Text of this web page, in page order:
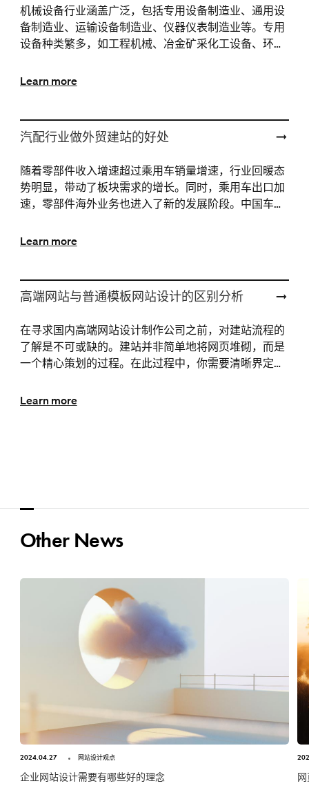
机械设备行业涵盖广泛，包括专用设备制造业、通用设
备制造业、运输设备制造业、仪器仪表制造业等。专用
设备种类繁多，如工程机械、冶金矿采化工设备、环保
刷包装···
Learn more
汽配行业做外贸建站的好处
随着零部件收入增速超过乘用车销量增速，行业回暖态
势明显，带动了板块需求的增长。同时，乘用车出口加
速，零部件海外业务也进入了新的发展阶段。中国车企
并提升···
Learn more
高端网站与普通模板网站设计的区别分析
在寻求国内高端网站设计制作公司之前，对建站流程的
了解是不可或缺的。建站并非简单地将网页堆砌，而是
一个精心策划的过程。在此过程中，你需要清晰界定网
其独特···
Learn more
Other News
2024.04.27 网站设计观点
企业网站设计需要有哪些好的理念